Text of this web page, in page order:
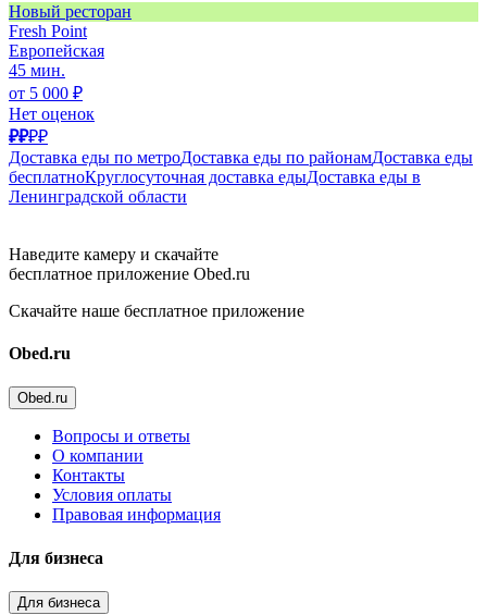
Новый ресторан
Fresh Point
Европейская
45 мин.
от 5 000 ₽
Нет оценок
₽₽₽₽
Доставка еды по метроДоставка еды по районамДоставка еды
бесплатноКруглосуточная доставка едыДоставка еды в
Ленинградской области
Наведите камеру и скачайте
бесплатное приложение Obed.ru
Скачайте наше бесплатное приложение
Obed.ru
Obed.ru
Вопросы и ответы
О компании
Контакты
Условия оплаты
Правовая информация
Для бизнеса
Для бизнеса